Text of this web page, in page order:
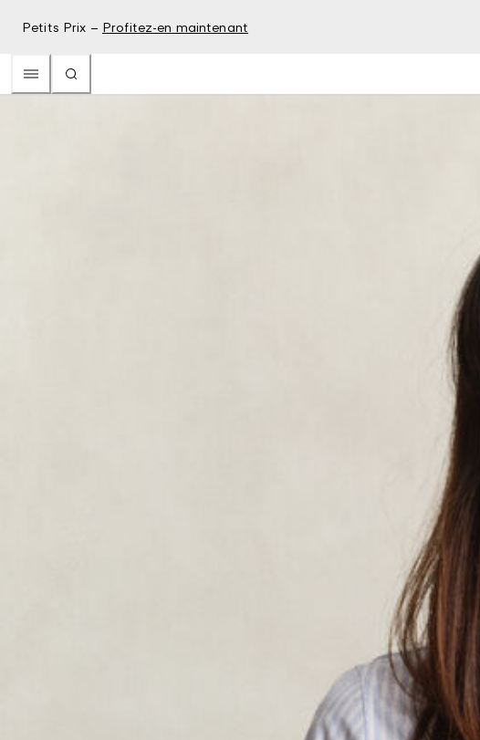
Petits Prix – Profitez-en maintenant